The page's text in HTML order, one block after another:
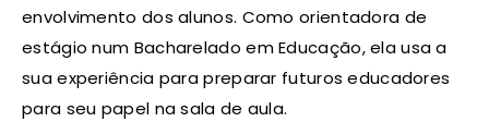
envolvimento dos alunos. Como orientadora de
estágio num Bacharelado em Educação, ela usa a
sua experiência para preparar futuros educadores
para seu papel na sala de aula.